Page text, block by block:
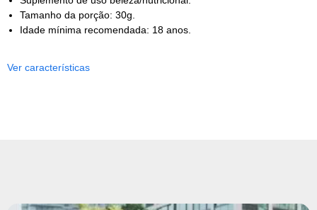
Tamanho da porção: 30g.
Idade mínima recomendada: 18 anos.
Ver características